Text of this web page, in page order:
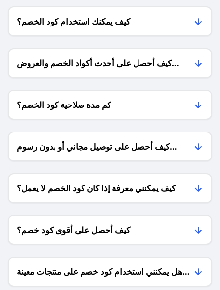
كيف يمكنك استخدام كود الخصم؟
كيف أحصل على أحدث أكواد الخصم والعروض
للمتاجر؟
كم مدة صلاحية كود الخصم؟
كيف أحصل على توصيل مجاني أو بدون رسوم
الشحن ؟
كيف يمكنني معرفة إذا كان كود الخصم لا يعمل؟
كيف أحصل على أقوى كود خصم؟
هل يمكنني استخدام كود خصم على منتجات معينة
فقط؟